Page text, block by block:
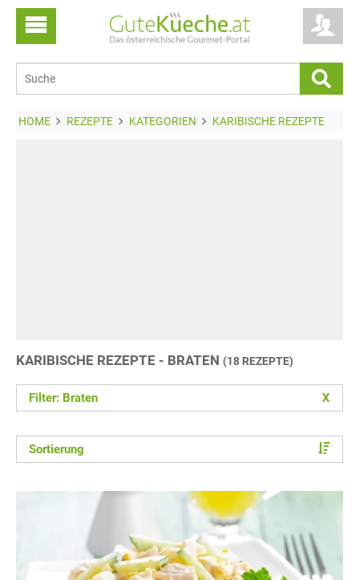
HOME REZEPTE KATEGORIEN KARIBISCHE REZEPTE
KARIBISCHE REZEPTE - BRATEN (18 REZEPTE)
Filter: Braten X
Sortierung